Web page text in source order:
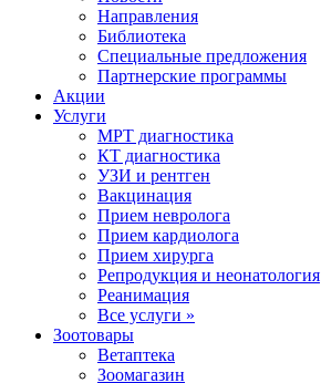
Направления
Библиотека
Специальные предложения
Партнерские программы
Акции
Услуги
МРТ диагностика
КТ диагностика
УЗИ и рентген
Вакцинация
Прием невролога
Прием кардиолога
Прием хирурга
Репродукция и неонатология
Реанимация
Все услуги »
Зоотовары
Ветаптека
Зоомагазин